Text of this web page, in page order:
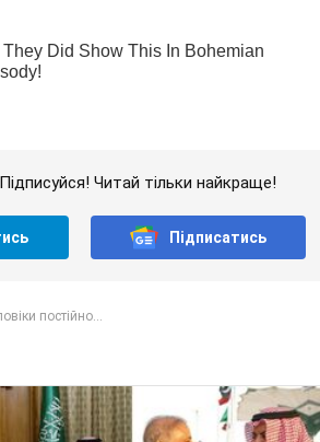
Читай тільки найкраще!
Підписатись
постійно...